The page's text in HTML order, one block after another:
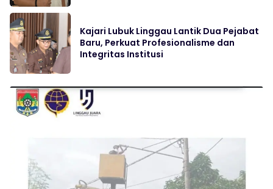
Kajari Lubuk Linggau Lantik Dua Pejabat
Baru, Perkuat Profesionalisme dan
Integritas Institusi